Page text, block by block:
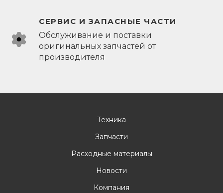
СЕРВИС И ЗАПАСНЫЕ ЧАСТИ
Обслуживание и поставки
оригинальных запчастей от
производителя
Техника
Запчасти
Расходные материалы
Новости
Компания